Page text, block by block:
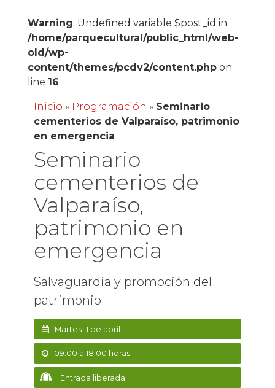
Warning: Undefined variable $post_id in
/home/parquecultural/public_html/web-
old/wp-
content/themes/pcdv2/content.phpon
line 16
Inicio » Programación » Seminario
cementerios de Valparaíso, patrimonio
en emergencia
Seminario
cementerios de
Valparaíso,
patrimonio en
emergencia
Salvaguardia y promoción del
patrimonio
Martes 11 de abril
09.00 a 18.00 horas
Entrada liberada.